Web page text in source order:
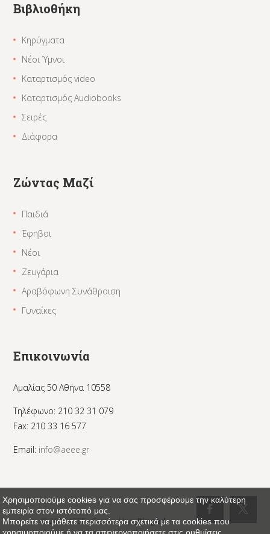
Βιβλιοθήκη
Κηρύγματα
Νέοι Ύμνοι
Καταρτισμός video
Καταρτισμός Audiobooks
Σειρές
Διάφορα
Ζώντας Μαζί
Παιδιά
Έφηβοι
Νέοι
Ζευγάρια
Αραβόφωνη Συνάθροιση
Γυναίκες
Επικοινωνία
Αμαλίας 50 Αθήνα 10558
Τηλέφωνο: 210 32 31 079
Fax: 210 33 16 577
Email: info@aeee.gr
© 2024 AEEE - Created by:_Pinged
Χρησιμοποιούμε cookies για να σας προσφέρουμε την καλύτερη
εμπειρία στον ιστότοπό μας.
Μπορείτε να μάθετε περισσότερα σχετικά με τα cookies που